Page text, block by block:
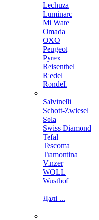
Lechuza
Luminarc
Mi Ware
Omada
OXO
Peugeot
Pyrex
Reisenthel
Riedel
Rondell
Salvinelli
Schott-Zwiesel
Sola
Swiss Diamond
Tefal
Tescoma
Tramontina
Vinzer
WOLL
Wusthof
Далі ...